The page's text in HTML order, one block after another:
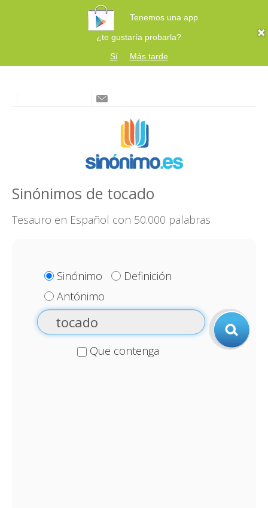
Tenemos una app
¿te gustaría probarla?
Sí
Más tarde
Sinónimos de tocado
Tesauro en Español con 50.000 palabras
Sinónimo
Definición
Antónimo
Que contenga